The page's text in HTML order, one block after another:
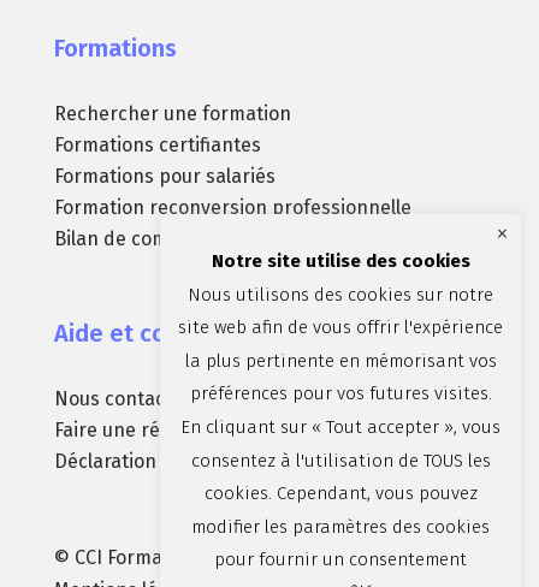
Formations
Rechercher une formation
Formations certifiantes
Formations pour salariés
Formation reconversion professionnelle
Bilan de compétences
Aide et contact
Nous contacter
Faire une réclamation
Déclaration d’accessibilité (non conforme)
© CCI Formation Aix-Marseille-Provence |
Notre site utilise des cookies
Nous utilisons des cookies sur notre
site web afin de vous offrir l'expérience
la plus pertinente en mémorisant vos
préférences pour vos futures visites.
En cliquant sur « Tout accepter », vous
consentez à l'utilisation de TOUS les
cookies. Cependant, vous pouvez
modifier les paramètres des cookies
pour fournir un consentement
×